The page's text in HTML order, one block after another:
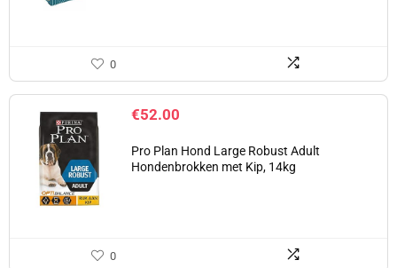
0
€52.00
Pro Plan Hond Large Robust Adult
Hondenbrokken met Kip, 14kg
0